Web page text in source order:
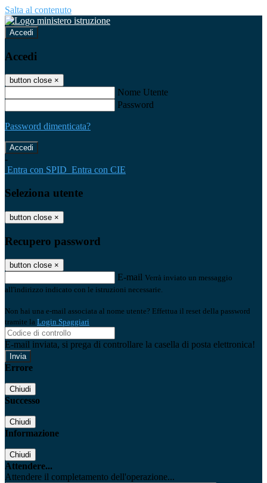
Salta al contenuto
Accedi
Accedi
button close ×
Nome Utente
Password
Password dimenticata?
-
Entra con SPID Entra con CIE
Seleziona utente
button close ×
Recupero password
button close ×
E-mail Verrà inviato un messaggio
all'indirizzo indicato con le istruzioni necessarie.
Non hai una e-mail associata al nome utente? Effettua il reset della password
tramite la Login Spaggiari
E-mail inviata, si prega di controllare la casella di posta elettronica!
Errore
Chiudi
Successo
Chiudi
Informazione
Chiudi
Attendere...
Attendere il completamento dell'operazione...